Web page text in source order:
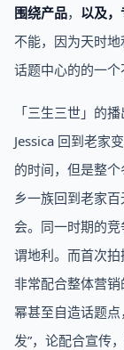
围绕产品， 以及
不能，因为天时
话题中心的的一个
「三生三世」的
Jessica 回到老家
的时间，但是整
乡一族回到老家
会。同一时期的
谓地利。而首次
非常配合整体营
幂甚至自造话题
发”，论配合宣传